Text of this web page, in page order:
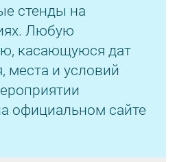
стенды на
Любую
касающуюся дат
места и условий
официальном сайте